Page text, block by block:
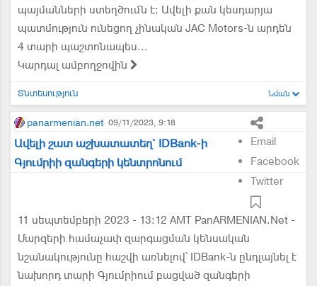
պայմանների ստեղծումն է։ Ավելի քան կեսդարյա
պատմություն ունեցող չինական JAC Motors-ն արդեն
4 տարի պաշտոնապես...
Կարդալ ամբողջովին
Տնտեսություն Նման
panarmenian.net 09/11/2023, 9:18
Email
Facebook
Twitter
Ավելի շատ աշխատատեղ` IDBank-ի
Գյումրիի զանգերի կենտրոնում
11 սեպտեմբերի 2023 - 13:12 AMT PanARMENIAN.Net -
Մարզերի համաչափ զարգացման կենսական
նշանակությունը հաշվի առնելով՝ IDBank-ն ընդլայնել է
նախորդ տարի Գյումրիում բացված զանգերի